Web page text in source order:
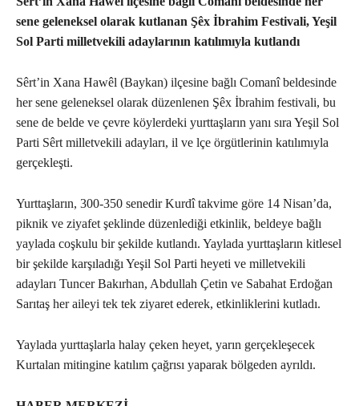
sene geleneksel olarak kutlanan Şêx İbrahim Festivali, Yeşil
Sol Parti milletvekili adaylarının katılımıyla kutlandı
Sêrt’in Xana Hawêl (Baykan) ilçesine bağlı Comanî beldesinde
her sene geleneksel olarak düzenlenen Şêx İbrahim festivali, bu
sene de belde ve çevre köylerdeki yurttaşların yanı sıra Yeşil Sol
Parti Sêrt milletvekili adayları, il ve lçe örgütlerinin katılımıyla
gerçekleşti.
Yurttaşların, 300-350 senedir Kurdî takvime göre 14 Nisan’da,
piknik ve ziyafet şeklinde düzenlediği etkinlik, beldeye bağlı
yaylada coşkulu bir şekilde kutlandı. Yaylada yurttaşların kitlesel
bir şekilde karşıladığı Yeşil Sol Parti heyeti ve milletvekili
adayları Tuncer Bakırhan, Abdullah Çetin ve Sabahat Erdoğan
Sarıtaş her aileyi tek tek ziyaret ederek, etkinliklerini kutladı.
Yaylada yurttaşlarla halay çeken heyet, yarın gerçekleşecek
Kurtalan mitingine katılım çağrısı yaparak bölgeden ayrıldı.